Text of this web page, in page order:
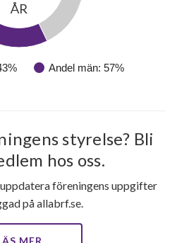
Andel män: 57%
ÅR
styrelse? Bli
hos oss.
föreningens uppgifter
på allabrf.se.
MER